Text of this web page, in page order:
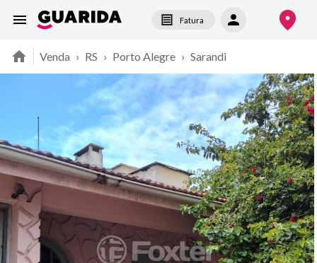
Fatura
Venda › RS › Porto Alegre › Sarandi